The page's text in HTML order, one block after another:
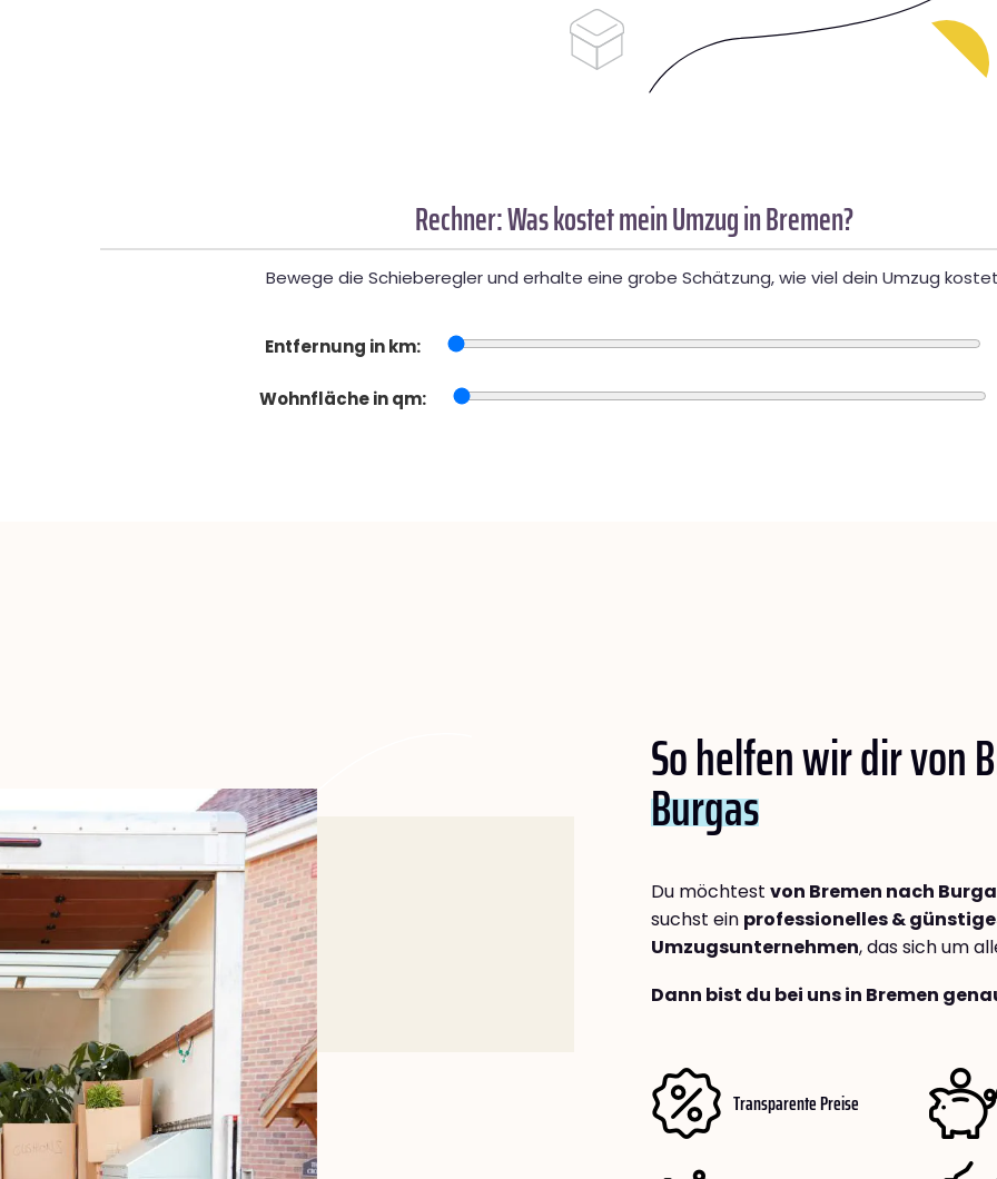
Rechner: Was kostet mein Umzug in Bremen?
Bewege die Schieberegler und erhalte eine grobe Schätzung, wie viel dein Umzug
Entfernung in km:
Wohnfläche in qm:
So helfen wir dir von
Burgas
Du möchtest von Bremen nach
suchst ein professionelles &
Umzugsunternehmen, das sich um
Dann bist du bei uns in Bremen
Transparente Preise